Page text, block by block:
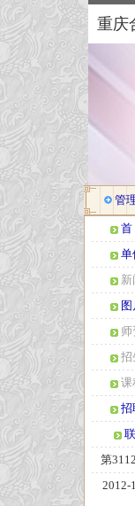
重庆
管
单
师
招
课
招
第
2012-